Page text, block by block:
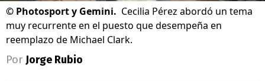
© Photosport y Gemini. Cecilia Pérez abordó un tema
muy recurrente en el puesto que desempeña en
reemplazo de Michael Clark.
Por Jorge Rubio